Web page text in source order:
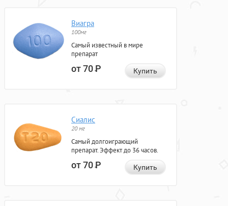
Виагра
100мг
Самый известный в мире
препарат
от 70Р Купить
Сиалис
20 мг
Самый долгоиграющий
препарат. Эффект до 36 часов.
от 70Р Купить